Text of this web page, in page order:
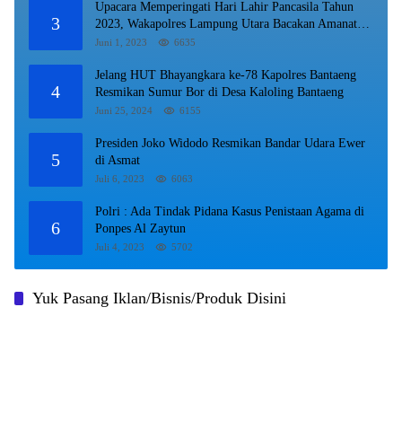
3
Upacara Memperingati Hari Lahir Pancasila Tahun
2023, Wakapolres Lampung Utara Bacakan Amanat
Kepala BPIP RI.
Juni 1, 2023 6635
4
Jelang HUT Bhayangkara ke-78 Kapolres Bantaeng
Resmikan Sumur Bor di Desa Kaloling Bantaeng
Juni 25, 2024 6155
5
Presiden Joko Widodo Resmikan Bandar Udara Ewer
di Asmat
Juli 6, 2023 6063
6
Polri : Ada Tindak Pidana Kasus Penistaan Agama di
Ponpes Al Zaytun
Juli 4, 2023 5702
Yuk Pasang Iklan/Bisnis/Produk Disini